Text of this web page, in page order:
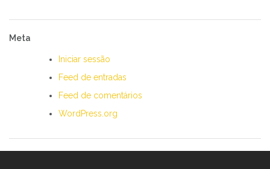
Meta
Iniciar sessão
Feed de entradas
Feed de comentários
WordPress.org